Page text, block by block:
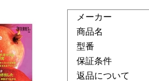
メーカー
商品名
型番
保証条件
返品について